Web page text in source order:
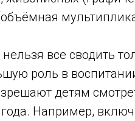
нельзя все сводить
роль в
детям
года. Например,